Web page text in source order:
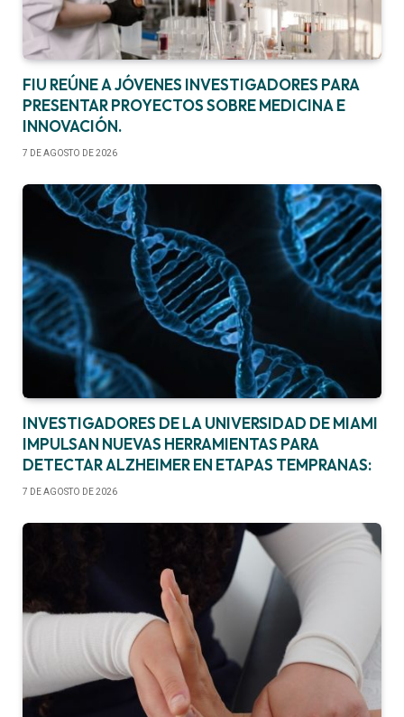
FIU REÚNE A JÓVENES INVESTIGADORES PARA
PRESENTAR PROYECTOS SOBRE MEDICINA E
INNOVACIÓN.
7 DE AGOSTO DE 2026
INVESTIGADORES DE LA UNIVERSIDAD DE MIAMI
IMPULSAN NUEVAS HERRAMIENTAS PARA
DETECTAR ALZHEIMER EN ETAPAS TEMPRANAS:
7 DE AGOSTO DE 2026